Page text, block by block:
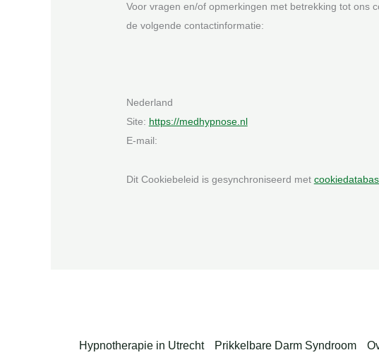
Voor vragen en/of opmerkingen met betrekking tot ons
de volgende contactinformatie:
Nederland
Site: https://medhypnose.nl
E-mail:
Dit Cookiebeleid is gesynchroniseerd met
Hypnotherapie in Utrecht Prikkelbare Darm Syndroom